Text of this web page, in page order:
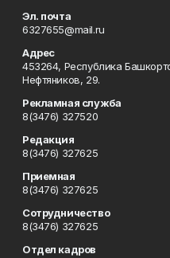
Эл. почта
6327655@mail.ru
Адрес
453264, Республика
Нефтяников, 29.
Рекламная служба
8(3476) 327520
Редакция
8(3476) 327625
Приемная
8(3476) 327625
Сотрудничество
8(3476) 327625
Отдел кадров